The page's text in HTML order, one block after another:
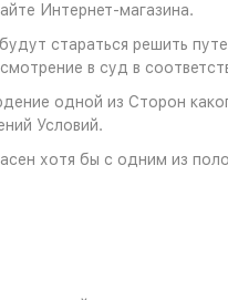
Интернет-магазина.
стараться решить
в суд в
одной из Сторон
Условий.
хотя бы с одним из